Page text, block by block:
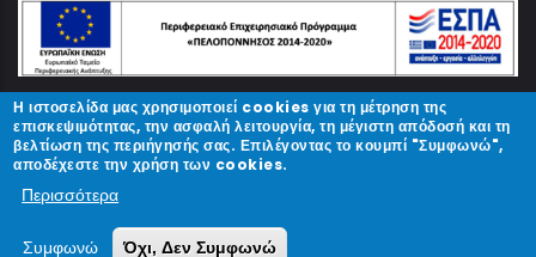
© CopyrightΚΠΑΜ2023.
Η ιστοσελίδα μας χρησιμοποιεί cookies για τη μέτρηση της
επισκεψιμότητας, την ασφαλή λειτουργία, τη μέγιστη απόδοσή και τη
βελτίωση της περιήγησής σας. Επιλέγοντας το κουμπί "Συμφωνώ",
αποδέχεστε την χρήση των cookies.
Περισσότερα
Συμφωνώ Όχι, Δεν Συμφωνώ